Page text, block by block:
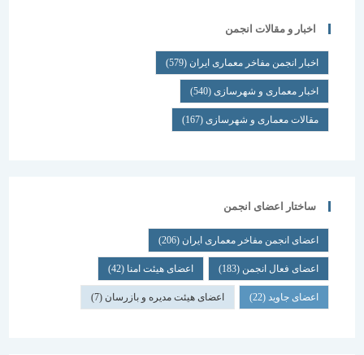
اخبار و مقالات انجمن
اخبار انجمن مفاخر معماری ایران (579)
اخبار معماری و شهرسازی(540)
مقالات معماری و شهرسازی(167)
ساختار اعضای انجمن
اعضای انجمن مفاخر معماری ایران (206)
اعضای فعال انجمن(183) اعضای هیئت امنا(42)
اعضای جاوید(22) اعضای هیئت مدیره و بازرسان(7)